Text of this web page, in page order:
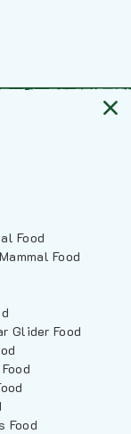
Food
Food
Glider Food
Food